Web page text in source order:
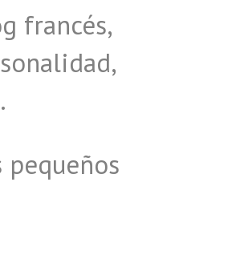
francés,
pequeños